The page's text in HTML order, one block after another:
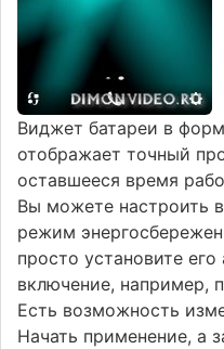
Виджет батареи в
отображает точный
оставшееся время
Вы можете настроить
режим
просто установите
включение, например,
Есть возможность
Начать применение, а